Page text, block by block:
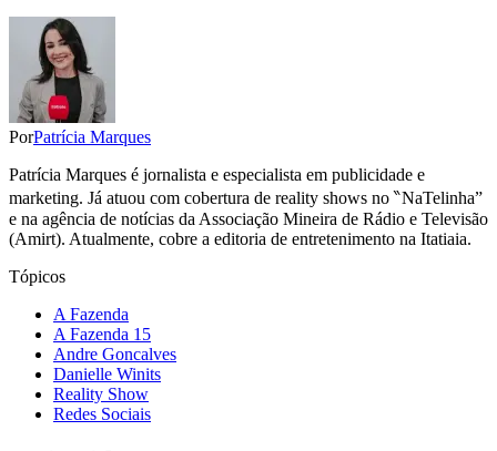
PorPatrícia Marques
Patrícia Marques é jornalista e especialista em publicidade e
marketing. Já atuou com cobertura de reality shows no ‶NaTelinha”
e na agência de notícias da Associação Mineira de Rádio e Televisão
(Amirt). Atualmente, cobre a editoria de entretenimento na Itatiaia.
Tópicos
A Fazenda
A Fazenda 15
Andre Goncalves
Danielle Winits
Reality Show
Redes Sociais